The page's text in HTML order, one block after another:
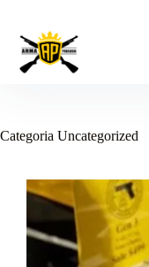
conteúdo
Categoria Uncategorized